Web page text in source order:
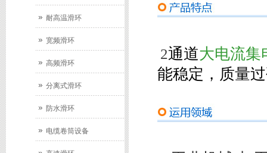
耐高温滑环
宽频滑环
高频滑环
分离式滑环
防水滑环
电缆卷筒设备
2通道大电流集
能稳定，质量